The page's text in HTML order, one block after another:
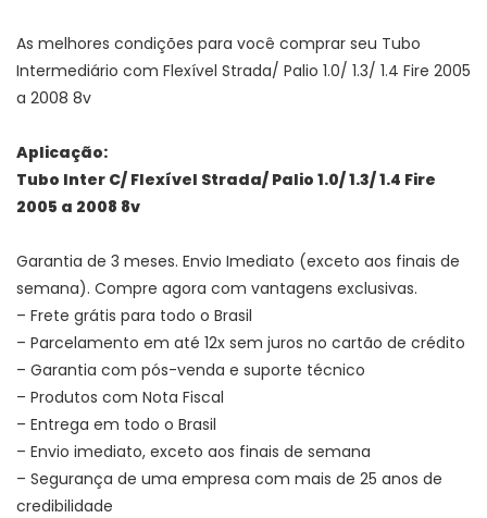
As melhores condições para você comprar seu Tubo
Intermediário com Flexível Strada/ Palio 1.0/ 1.3/ 1.4 Fire 2005
a 2008 8v
Aplicação:
Tubo Inter C/ Flexível Strada/ Palio 1.0/ 1.3/ 1.4 Fire
2005 a 2008 8v
Garantia de 3 meses. Envio Imediato (exceto aos finais de
semana). Compre agora com vantagens exclusivas.
– Frete grátis para todo o Brasil
– Parcelamento em até 12x sem juros no cartão de crédito
– Garantia com pós-venda e suporte técnico
– Produtos com Nota Fiscal
– Entrega em todo o Brasil
– Envio imediato, exceto aos finais de semana
– Segurança de uma empresa com mais de 25 anos de
credibilidade